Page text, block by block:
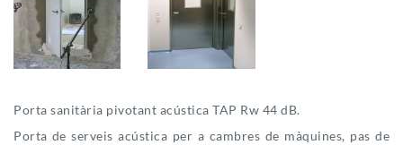
Porta sanitària pivotant acústica TAP Rw 44 dB.
Porta de serveis acústica per a cambres de màquines, pas de